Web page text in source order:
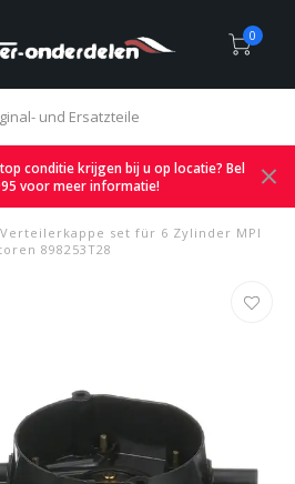
0
und Ersatzteile
conditie krijgen bij u op locatie? Bel
voor meer informatie!
set für 6 Zylinder MPI
898253T28